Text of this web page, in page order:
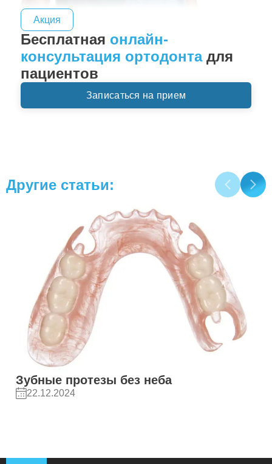
Акция
Бесплатная онлайн-
консультация ортодонтадля
пациентов
Записаться на прием
Другие статьи:
Зубные протезы без неба
22.12.2024